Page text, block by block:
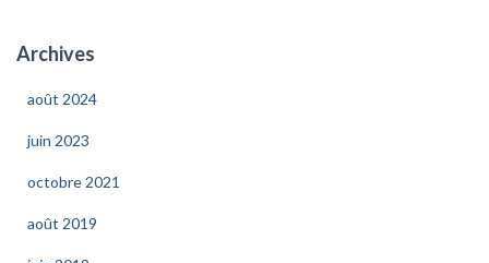
r
Archives
août 2024
juin 2023
octobre 2021
août 2019